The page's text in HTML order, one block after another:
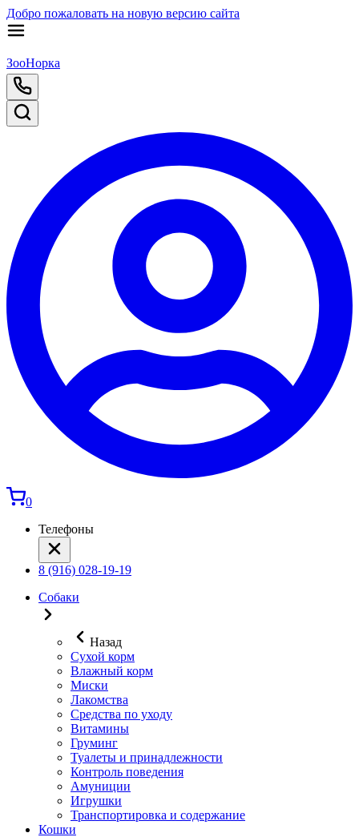
Добро пожаловать на новую версию сайта
ЗооНорка
0
Телефоны
8 (916) 028-19-19
Собаки
Назад
Сухой корм
Влажный корм
Миски
Лакомства
Средства по уходу
Витамины
Груминг
Туалеты и принадлежности
Контроль поведения
Амуниции
Игрушки
Транспортировка и содержание
Кошки